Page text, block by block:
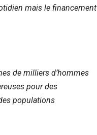
mais le financement
de milliers d’hommes
pour des
populations